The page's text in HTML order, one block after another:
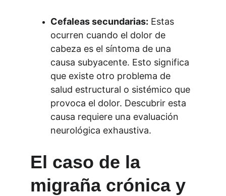
Cefaleas secundarias: Estas
ocurren cuando el dolor de
cabeza es el síntoma de una
causa subyacente. Esto significa
que existe otro problema de
salud estructural o sistémico que
provoca el dolor. Descubrir esta
causa requiere una evaluación
neurológica exhaustiva.
El caso de la
migraña crónica y